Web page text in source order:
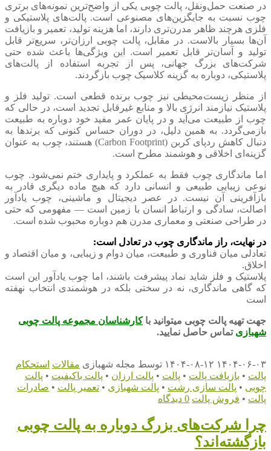
در صنعت حمل‌ونقل، پالت چوبی یکی از واضح‌ترین نمونه‌های برتری
چوب نسبت به جایگزین‌های مصنوعی است. پالت‌های پلاستیکی و
فلزی هرچند ظاهر مدرن‌تری دارند، اما هزینه تولید، تعمیر و بازیافت
آن‌ها بسیار بالاست. در مقابل، پالت چوبی ارزان‌تر، سریع‌تر قابل
تولید و آسان‌تر قابل تعمیر است. این ویژگی‌ها باعث شده حتی
شرکت‌های بزرگ جهانی، پس از تجربه استفاده از پالت‌های
پلاستیکی، دوباره به گزینه کلاسیک چوب بازگردند.
از منظر زیست‌محیطی نیز چوب برنده قطعی است. تولید فلز و
پلاستیک نیازمند انرژی بالا و منابع غیرقابل تجدید است، در حالی که
چوب از طبیعت می‌آید و در پایان عمر مفید خود دوباره به طبیعت
بازمی‌گردد. به همین دلیل، در دوران حساس کنونی که برندها به
دنبال کاهش ردپای کربن (Carbon Footprint) هستند، چوب به عنوان
گزینه‌ای اخلاقی و هوشمند مطرح است.
اما ماندگاری چوب فقط به عملکرد و پایداری ختم نمی‌شود. چوب
نوعی زیبایی طبیعی و انسانی دارد که هیچ ماده دیگری قادر به
بازآفرینی آن نیست. در عصر دیجیتال و ماشینی، چوب یادآور
اصالت، سادگی و ارتباط انسان با زمین است — مفهومی که حتی
در طراحی صنعتی و معماری مدرن هم دوباره محبوب شده است.
در نهایت، راز ماندگاری چوب در تعادل است:
تعادلی میان فناوری و طبیعت، میان دوام و زیبایی، و میان اقتصاد و
اخلاق.
پلاستیک و فلز شاید نماد پیشرفت باشند، اما چوب یادآور این است
که گاهی ماندگاری، نه در سختی بلکه در هوشمندی انتخاب نهفته
است
جهت تهیه پالت چوبی میتوانید باکارشناسان مجموعه پالت چوبی
شهبازی تماس حاصل نمایید.
۱۴۰۴-۰۶-۰۳ ۱۴۰۴-۰۸-۱۲ توسط مجله شهبازی مقالات استحکام
پالت • بازیافت پالت • پالت • پالت ارزان • پالت باکیفیت • پالت
چوبی • پالت سازی رشت • پالت شهبازی • تعمیر پالت • صادرات
پالت • فروش پالت 0 دیدگاه
چرا شرکت‌های بزرگ دوباره به پالت چوبی
بازگشته‌اند؟